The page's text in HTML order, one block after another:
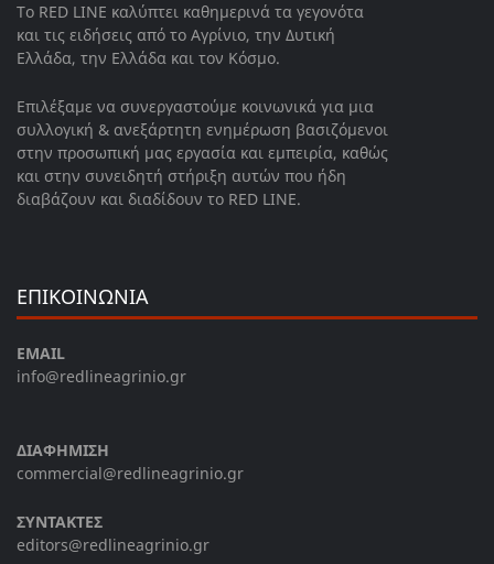
Το RED LINE καλύπτει καθημερινά τα γεγονότα
και τις ειδήσεις από το Αγρίνιο, την Δυτική
Ελλάδα, την Ελλάδα και τον Κόσμο.
Επιλέξαμε να συνεργαστούμε κοινωνικά για μια
συλλογική & ανεξάρτητη ενημέρωση βασιζόμενοι
στην προσωπική μας εργασία και εμπειρία, καθώς
και στην συνειδητή στήριξη αυτών που ήδη
διαβάζουν και διαδίδουν το RED LINE.
ΕΠΙΚΟΙΝΩΝΙΑ
EMAIL
info@redlineagrinio.gr
ΔΙΑΦΗΜΙΣΗ
commercial@redlineagrinio.gr
ΣΥΝΤΑΚΤΕΣ
editors@redlineagrinio.gr